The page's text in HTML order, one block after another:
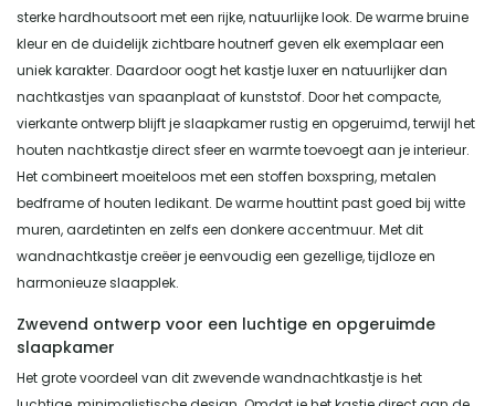
sterke hardhoutsoort met een rijke, natuurlijke look. De warme bruine
kleur en de duidelijk zichtbare houtnerf geven elk exemplaar een
uniek karakter. Daardoor oogt het kastje luxer en natuurlijker dan
nachtkastjes van spaanplaat of kunststof. Door het compacte,
vierkante ontwerp blijft je slaapkamer rustig en opgeruimd, terwijl het
houten nachtkastje direct sfeer en warmte toevoegt aan je interieur.
Het combineert moeiteloos met een stoffen boxspring, metalen
bedframe of houten ledikant. De warme houttint past goed bij witte
muren, aardetinten en zelfs een donkere accentmuur. Met dit
wandnachtkastje creëer je eenvoudig een gezellige, tijdloze en
harmonieuze slaapplek.
Zwevend ontwerp voor een luchtige en opgeruimde
slaapkamer
Het grote voordeel van dit zwevende wandnachtkastje is het